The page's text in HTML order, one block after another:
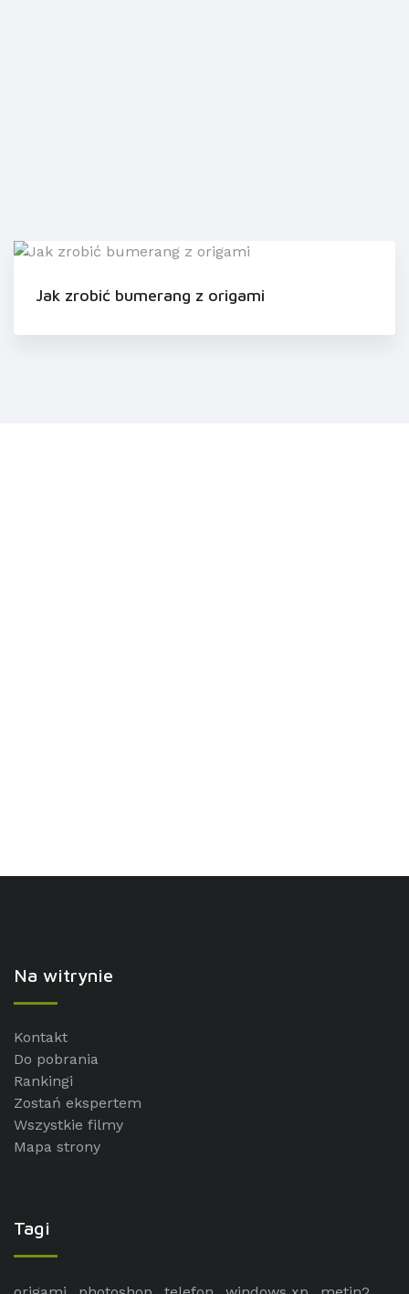
Jak zrobić bumerang z origami
Na witrynie
Kontakt
Do pobrania
Rankingi
Zostań ekspertem
Wszystkie filmy
Mapa strony
Tagi